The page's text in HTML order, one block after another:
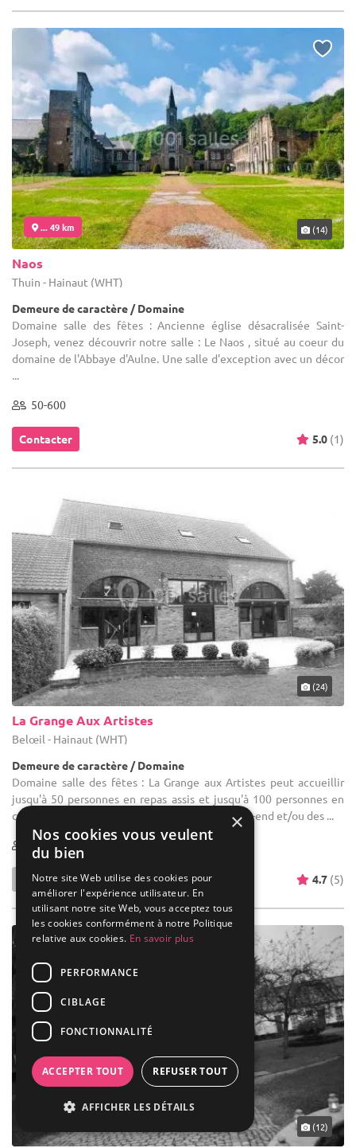
... 49 km (14)
Naos
Thuin - Hainaut (WHT)
Demeure de caractère / Domaine
Domaine salle des fêtes : Ancienne église désacralisée Saint-
Joseph, venez découvrir notre salle : Le Naos , situé au coeur du
domaine de l'Abbaye d'Aulne. Une salle d'exception avec un décor
...
50-600
Contacter 5.0 (1)
(24)
La Grange Aux Artistes
Belœil - Hainaut (WHT)
Demeure de caractère / Domaine
Domaine salle des fêtes : La Grange aux Artistes peut accueillir
jusqu'à 50 personnes en repas assis et jusqu'à 100 personnes en
cocktail pour des événements familiaux le week-end et/ou des ...
10-100
4.7 (5)
(12)
×
Nos cookies vous veulent
du bien
Notre site Web utilise des cookies pour
améliorer l'expérience utilisateur. En
utilisant notre site Web, vous acceptez tous
les cookies conformément à notre Politique
relative aux cookies. En savoir plus
PERFORMANCE
CIBLAGE
FONCTIONNALITÉ
ACCEPTER TOUT REFUSER TOUT
AFFICHER LES DÉTAILS